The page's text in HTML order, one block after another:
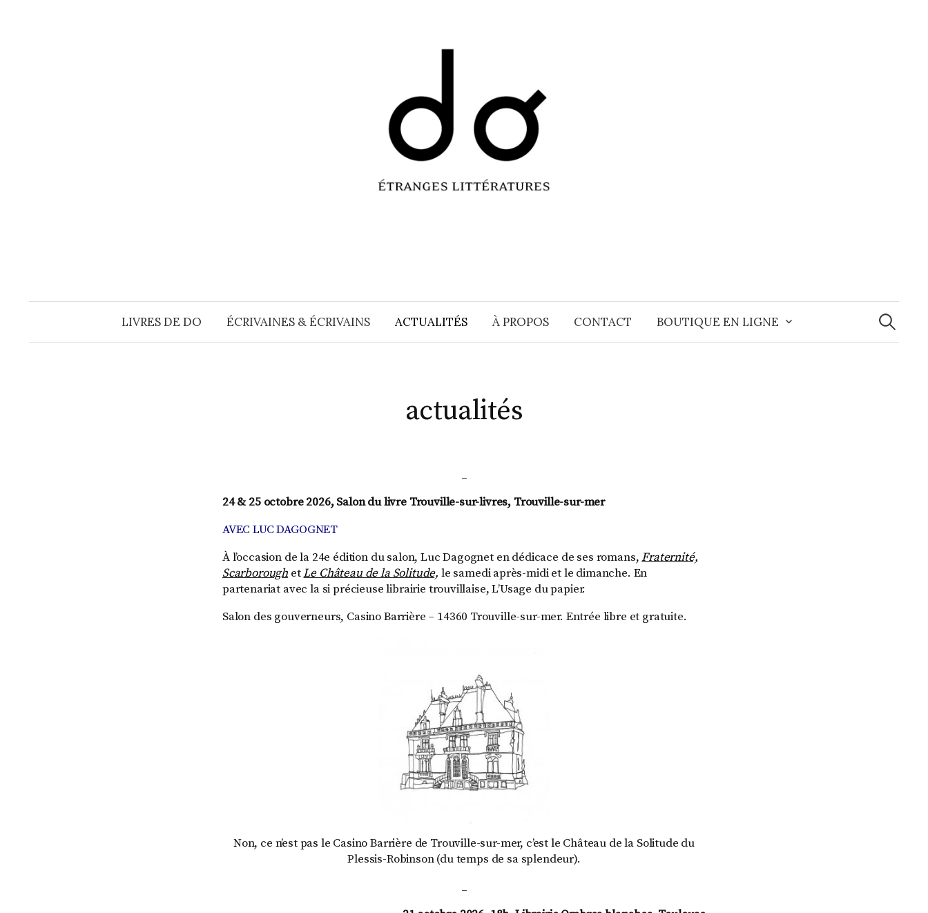
LIVRES DE DO ÉCRIVAINES & ÉCRIVAINS ACTUALITÉS À PROPOS CONTACT BOUTIQUE EN LIGNE
actualités
_
24 & 25 octobre 2026, Salon du livre Trouville-sur-livres, Trouville-sur-mer
AVEC LUC DAGOGNET
À l’occasion de la 24e édition du salon, Luc Dagognet en dédicace de ses romans,Fraternité,
Scarborough etLe Château de la Solitude, le samedi après-midi et le dimanche. En
partenariat avec la si précieuse librairie trouvillaise, L’Usage du papier.
Salon des gouverneurs, Casino Barrière – 14360 Trouville-sur-mer. Entrée libre et gratuite.
Non, ce n’est pas le Casino Barrière de Trouville-sur-mer, c’est le Château de la Solitude du
Plessis-Robinson (du temps de sa splendeur).
_